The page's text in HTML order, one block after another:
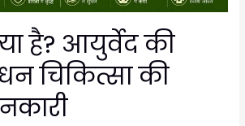
है? आयुर्वेद की
चिकित्सा की